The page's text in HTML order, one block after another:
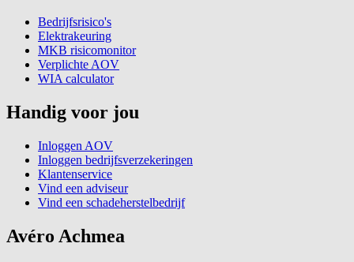
Bedrijfsrisico's
Elektrakeuring
MKB risicomonitor
Verplichte AOV
WIA calculator
Handig voor jou
Inloggen AOV
Inloggen bedrijfsverzekeringen
Klantenservice
Vind een adviseur
Vind een schadeherstelbedrijf
Avéro Achmea